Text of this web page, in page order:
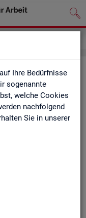
Ihre Bedürfnisse
sogenannte
welche Cookies
nachfolgend
Sie in unserer
Ar­beits­
der BA
wir Sie über
und den BA-